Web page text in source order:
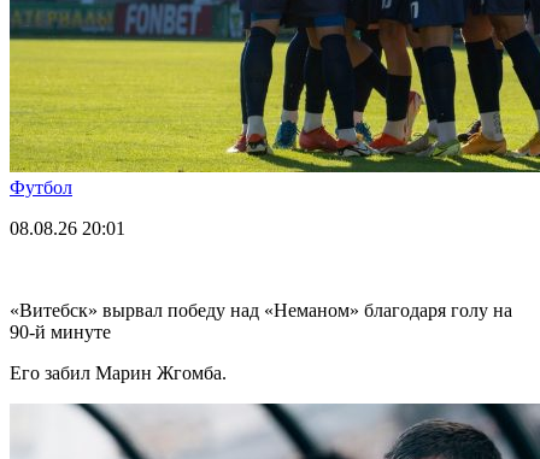
Футбол
08.08.26 20:01
«Витебск» вырвал победу над «Неманом» благодаря голу на
90-й минуте
Его забил Марин Жгомба.